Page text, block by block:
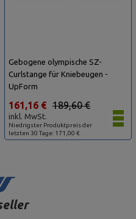
Gebogene olympische SZ-
Curlstange für Kniebeugen -
UpForm
Niedrigster Produktpreis der
letzten 30 Tage: 171,00 €
189,60 €
161,16 €
inkl. MwSt.